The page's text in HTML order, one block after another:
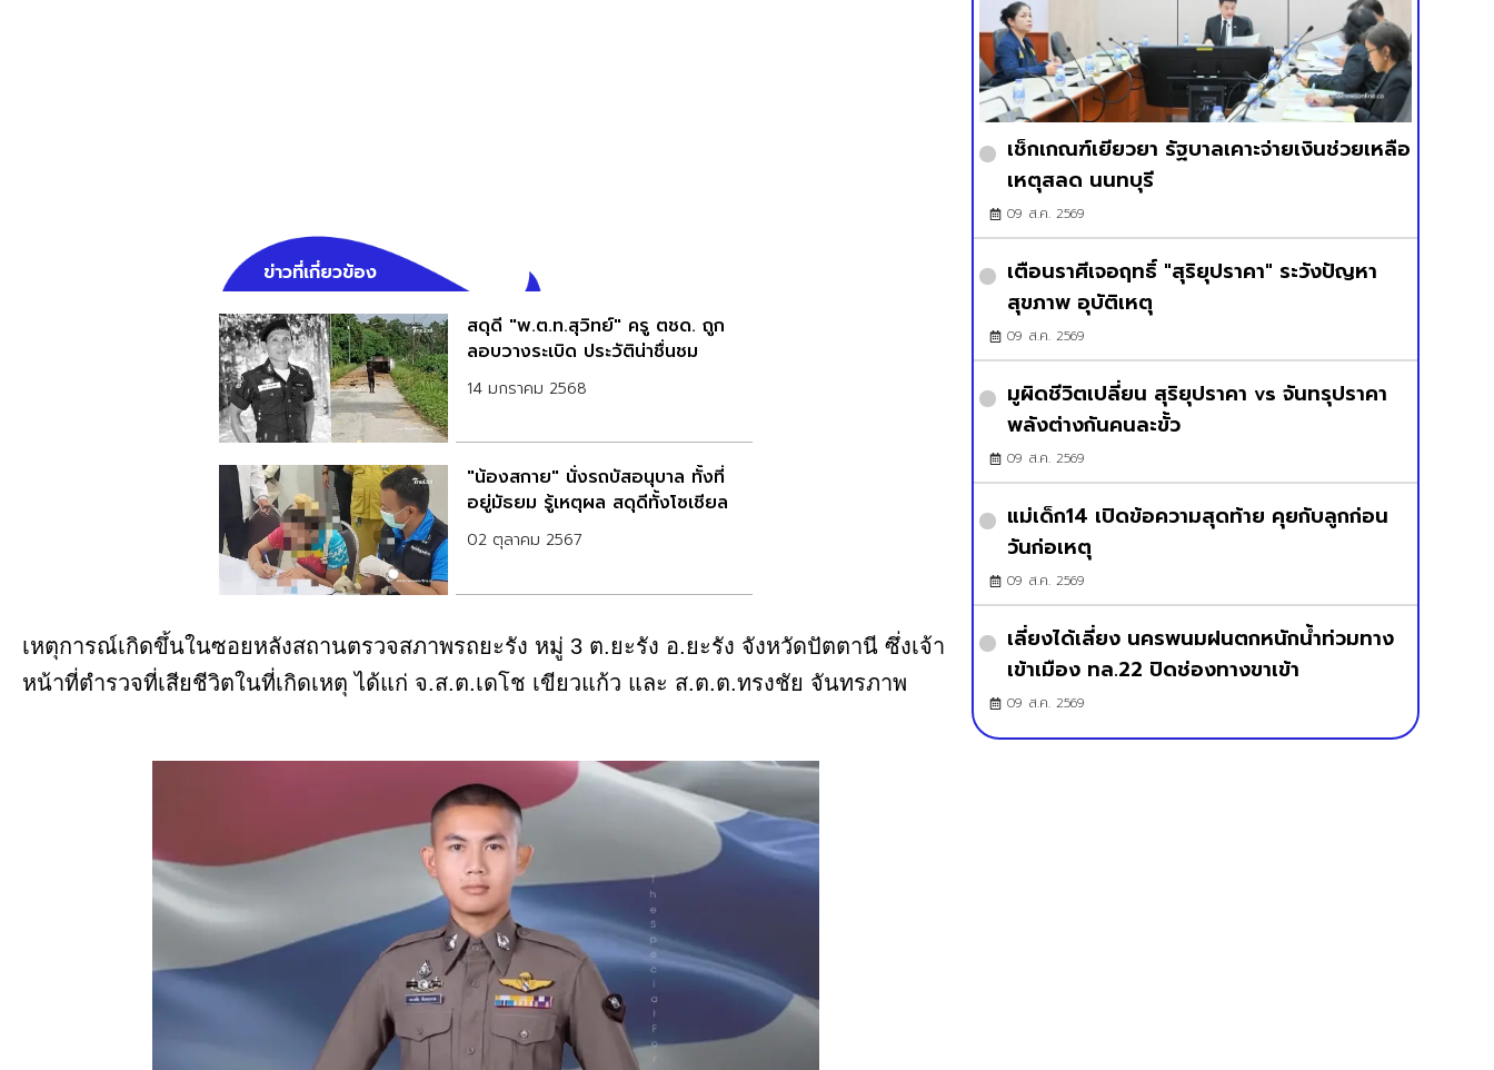
ข่าวที่เกี่ยวข้อง
สดุดี "พ.ต.ท.สุวิทย์" ครู ตชด. ถูก
ลอบวางระเบิด ประวัติน่าชื่นชม
14 มกราคม 2568
"น้องสกาย" นั่งรถบัสอนุบาล ทั้งที่
อยู่มัธยม รู้เหตุผล สดุดีทั้งโซเชียล
02 ตุลาคม 2567
เหตุการณ์เกิดขึ้นในซอยหลังสถานตรวจสภาพรถยะรัง หมู่ 3 ต.ยะรัง อ.ยะรัง จังหวัดปัตตานี ซึ่งเจ้า
หน้าที่ตำรวจที่เสียชีวิตในที่เกิดเหตุ ได้แก่ จ.ส.ต.เดโช เขียวแก้ว และ ส.ต.ต.ทรงชัย จันทรภาพ
เช็กเกณฑ์เยียวยา รัฐบาลเคาะจ่ายเงินช่วยเหลือ
เหตุสลด นนทบุรี
09 ส.ค. 2569
เตือนราศีเจอฤทธิ์ "สุริยุปราคา" ระวังปัญหา
สุขภาพ อุบัติเหตุ
09 ส.ค. 2569
มูผิดชีวิตเปลี่ยน สุริยุปราคา vs จันทรุปราคา
พลังต่างกันคนละขั้ว
09 ส.ค. 2569
แม่เด็ก14 เปิดข้อความสุดท้าย คุยกับลูกก่อน
วันก่อเหตุ
09 ส.ค. 2569
เลี่ยงได้เลี่ยง นครพนมฝนตกหนักน้ำท่วมทาง
เข้าเมือง ทล.22 ปิดช่องทางขาเข้า
09 ส.ค. 2569